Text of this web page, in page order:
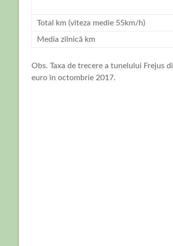
Total km (viteza medie 55km/h)
Media zilnică km
Obs. Taxa de trecere a tunelului Frejus
euro în octombrie 2017.